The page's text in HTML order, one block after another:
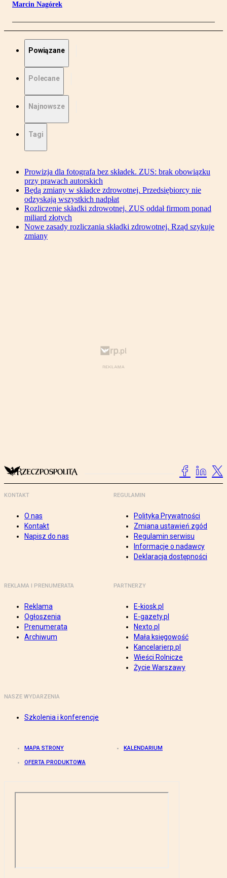
Marcin Nagórek
Powiązane
Polecane
Najnowsze
Tagi
Prowizja dla fotografa bez składek. ZUS: brak obowiązku
przy prawach autorskich
Będą zmiany w składce zdrowotnej. Przedsiębiorcy nie
odzyskają wszystkich nadpłat
Rozliczenie składki zdrowotnej. ZUS oddał firmom ponad
miliard złotych
Nowe zasady rozliczania składki zdrowotnej. Rząd szykuje
zmiany
KONTAKT
O nas
Kontakt
Napisz do nas
REGULAMIN
Polityka Prywatności
Zmiana ustawień zgód
Regulamin serwisu
Informacje o nadawcy
Deklaracja dostępności
REKLAMA I PRENUMERATA
Reklama
Ogłoszenia
Prenumerata
Archiwum
PARTNERZY
E-kiosk.pl
E-gazety.pl
Nexto.pl
Mała księgowość
Kancelarierp.pl
Wieści Rolnicze
Życie Warszawy
NASZE WYDARZENIA
Szkolenia i konferencje
MAPA STRONY KALENDARIUM
OFERTA PRODUKTOWA